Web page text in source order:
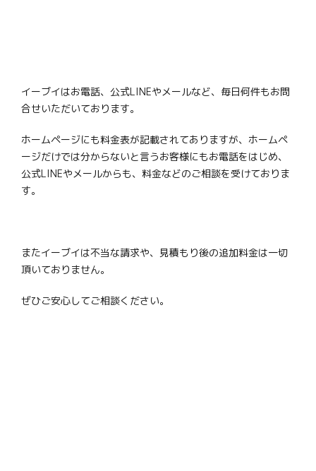
イーブイはお電話、公式LINEやメールなど、毎日何件もお問
合せいただいております。
ホームページにも料金表が記載されてありますが、ホームペ
ージだけでは分からないと言うお客様にもお電話をはじめ、
公式LINEやメールからも、料金などのご相談を受けておりま
す。
またイーブイは不当な請求や、見積もり後の追加料金は一切
頂いておりません。
ぜひご安心してご相談ください。